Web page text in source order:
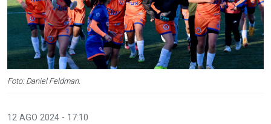
Foto: Daniel Feldman.
12 AGO 2024 - 17:10